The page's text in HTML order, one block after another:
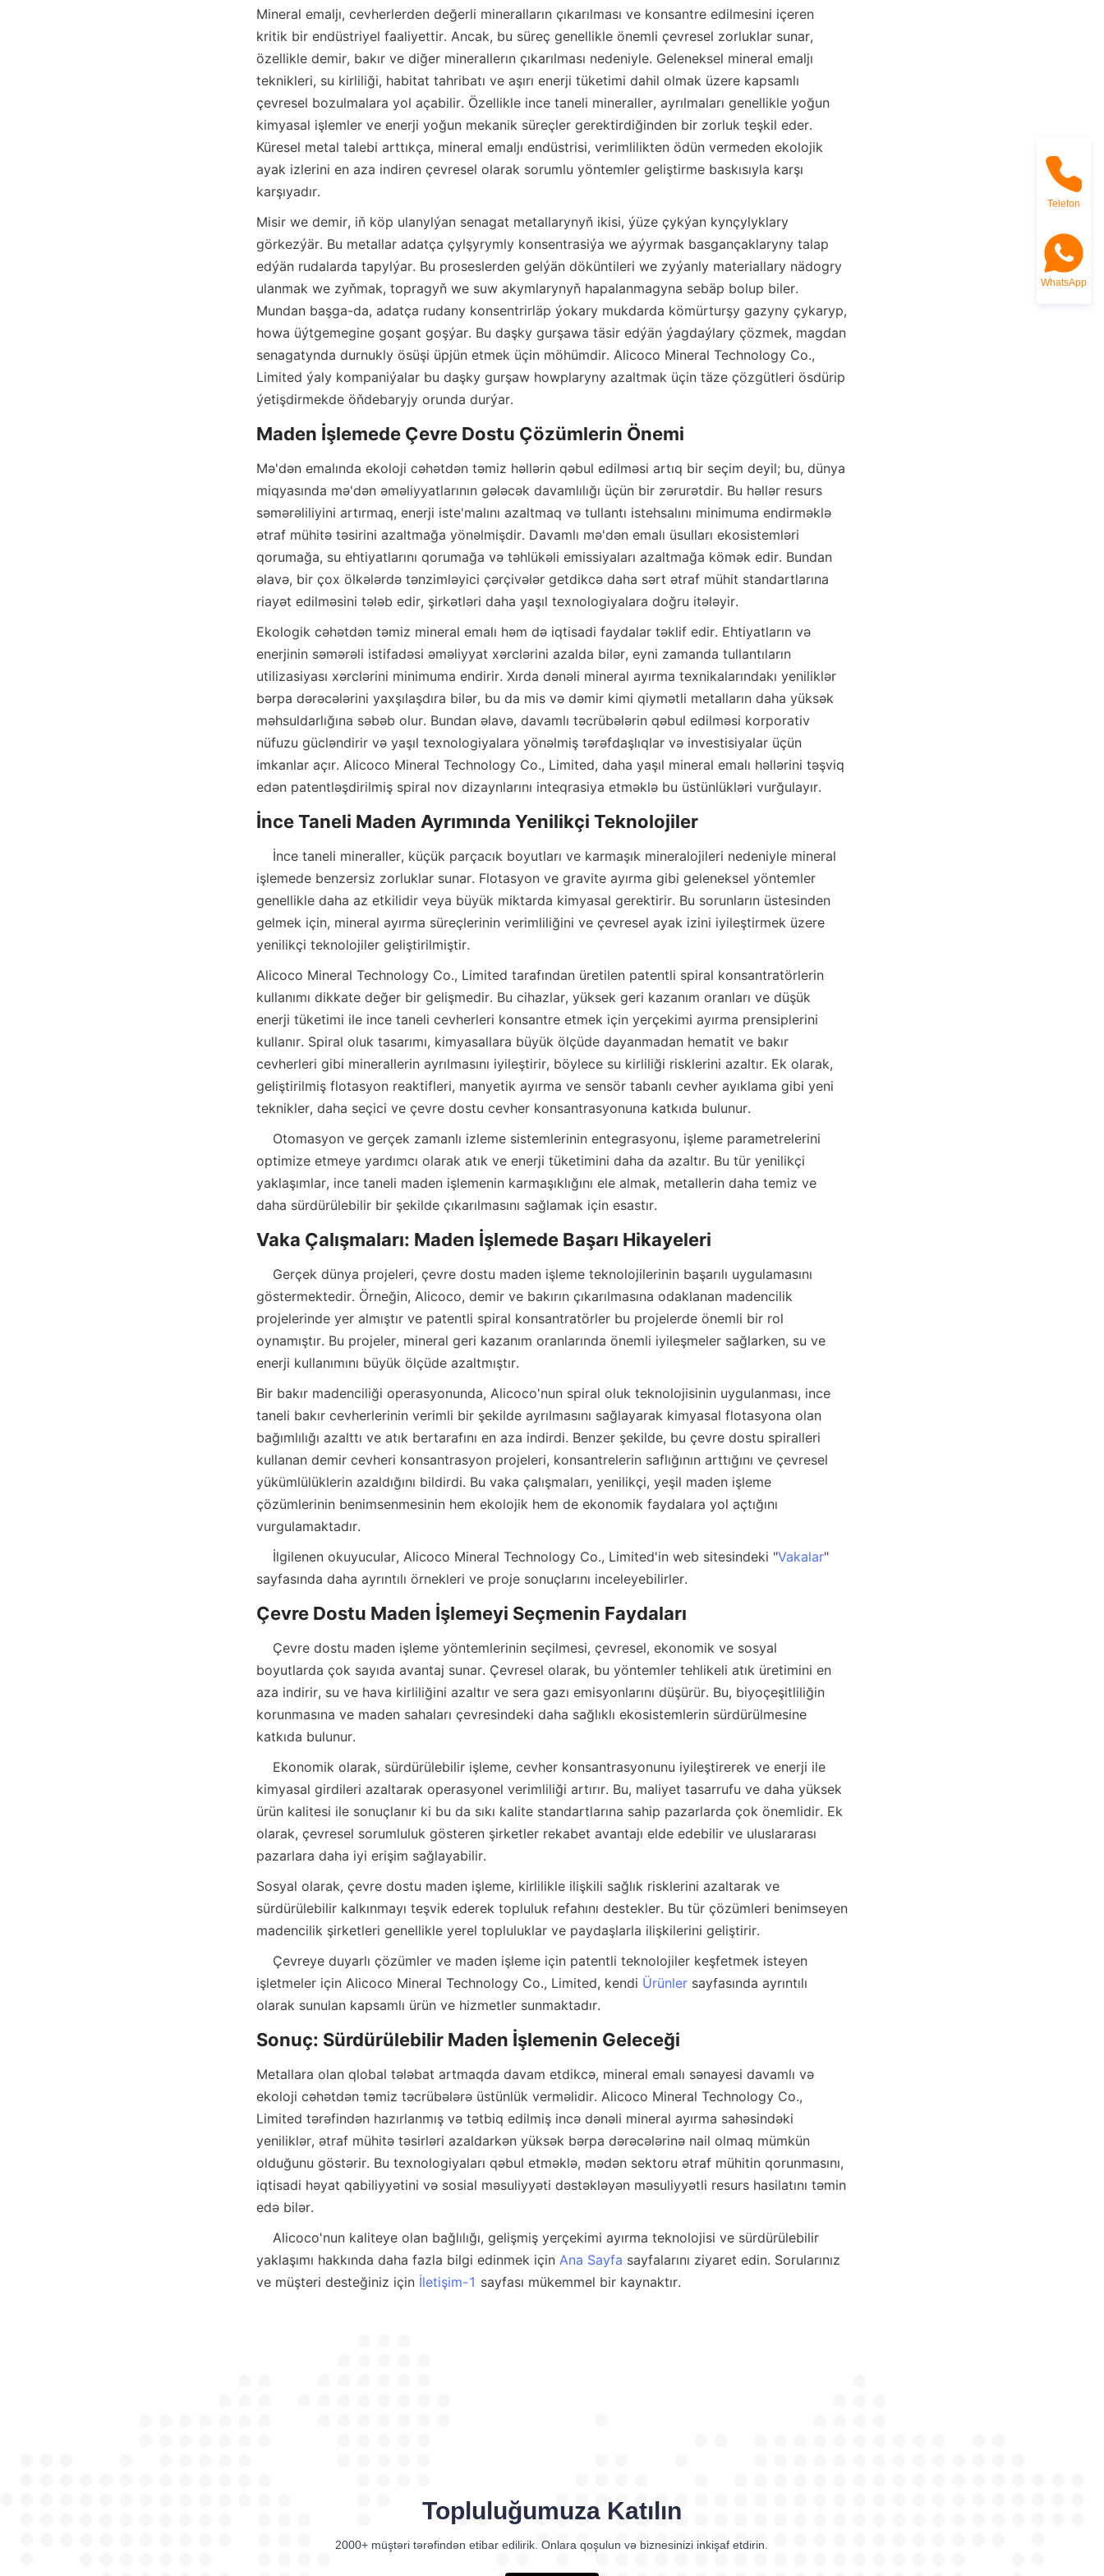
Mineral emaljı, cevherlerden değerli mineralların çıkarılması ve konsantre edilmesini içeren
kritik bir endüstriyel faaliyettir. Ancak, bu süreç genellikle önemli çevresel zorluklar sunar,
özellikle demir, bakır ve diğer minerallerın çıkarılması nedeniyle. Geleneksel mineral emaljı
teknikleri, su kirliliği, habitat tahribatı ve aşırı enerji tüketimi dahil olmak üzere kapsamlı
çevresel bozulmalara yol açabilir. Özellikle ince taneli mineraller, ayrılmaları genellikle yoğun
kimyasal işlemler ve enerji yoğun mekanik süreçler gerektirdiğinden bir zorluk teşkil eder.
Küresel metal talebi arttıkça, mineral emaljı endüstrisi, verimlilikten ödün vermeden ekolojik
ayak izlerini en aza indiren çevresel olarak sorumlu yöntemler geliştirme baskısıyla karşı
karşıyadır.
Misir we demir, iň köp ulanylýan senagat metallarynyň ikisi, ýüze çykýan kynçylyklary
görkezýär. Bu metallar adatça çylşyrymly konsentrasiýa we aýyrmak basgançaklaryny talap
edýän rudalarda tapylýar. Bu proseslerden gelýän döküntileri we zyýanly materiallary nädogry
ulanmak we zyňmak, topragyň we suw akymlarynyň hapalanmagyna sebäp bolup biler.
Mundan başga-da, adatça rudany konsentrirläp ýokary mukdarda kömürturşy gazyny çykaryp,
howa üýtgemegine goşant goşýar. Bu daşky gurşawa täsir edýän ýagdaýlary çözmek, magdan
senagatynda durnukly ösüşi üpjün etmek üçin möhümdir. Alicoco Mineral Technology Co.,
Limited ýaly kompaniýalar bu daşky gurşaw howplaryny azaltmak üçin täze çözgütleri ösdürip
ýetişdirmekde öňdebaryjy orunda durýar.
Mə'dən emalında ekoloji cəhətdən təmiz həllərin qəbul edilməsi artıq bir seçim deyil; bu, dünya
miqyasında mə'dən əməliyyatlarının gələcək davamlılığı üçün bir zərurətdir. Bu həllər resurs
səmərəliliyini artırmaq, enerji iste'malını azaltmaq və tullantı istehsalını minimuma endirməklə
ətraf mühitə təsirini azaltmağa yönəlmişdir. Davamlı mə'dən emalı üsulları ekosistemləri
qorumağa, su ehtiyatlarını qorumağa və təhlükəli emissiyaları azaltmağa kömək edir. Bundan
əlavə, bir çox ölkələrdə tənzimləyici çərçivələr getdikcə daha sərt ətraf mühit standartlarına
riayət edilməsini tələb edir, şirkətləri daha yaşıl texnologiyalara doğru itələyir.
Ekologik cəhətdən təmiz mineral emalı həm də iqtisadi faydalar təklif edir. Ehtiyatların və
enerjinin səmərəli istifadəsi əməliyyat xərclərini azalda bilər, eyni zamanda tullantıların
utilizasiyası xərclərini minimuma endirir. Xırda dənəli mineral ayırma texnikalarındakı yeniliklər
bərpa dərəcələrini yaxşılaşdıra bilər, bu da mis və dəmir kimi qiymətli metalların daha yüksək
məhsuldarlığına səbəb olur. Bundan əlavə, davamlı təcrübələrin qəbul edilməsi korporativ
nüfuzu gücləndirir və yaşıl texnologiyalara yönəlmiş tərəfdaşlıqlar və investisiyalar üçün
imkanlar açır. Alicoco Mineral Technology Co., Limited, daha yaşıl mineral emalı həllərini təşviq
edən patentləşdirilmiş spiral nov dizaynlarını inteqrasiya etməklə bu üstünlükləri vurğulayır.
işlemede benzersiz zorluklar sunar. Flotasyon ve gravite ayırma gibi geleneksel yöntemler
genellikle daha az etkilidir veya büyük miktarda kimyasal gerektirir. Bu sorunların üstesinden
gelmek için, mineral ayırma süreçlerinin verimliliğini ve çevresel ayak izini iyileştirmek üzere
Alicoco Mineral Technology Co., Limited tarafından üretilen patentli spiral konsantratörlerin
kullanımı dikkate değer bir gelişmedir. Bu cihazlar, yüksek geri kazanım oranları ve düşük
enerji tüketimi ile ince taneli cevherleri konsantre etmek için yerçekimi ayırma prensiplerini
kullanır. Spiral oluk tasarımı, kimyasallara büyük ölçüde dayanmadan hematit ve bakır
cevherleri gibi minerallerin ayrılmasını iyileştirir, böylece su kirliliği risklerini azaltır. Ek olarak,
geliştirilmiş flotasyon reaktifleri, manyetik ayırma ve sensör tabanlı cevher ayıklama gibi yeni
teknikler, daha seçici ve çevre dostu cevher konsantrasyonuna katkıda bulunur.
optimize etmeye yardımcı olarak atık ve enerji tüketimini daha da azaltır. Bu tür yenilikçi
yaklaşımlar, ince taneli maden işlemenin karmaşıklığını ele almak, metallerin daha temiz ve
göstermektedir. Örneğin, Alicoco, demir ve bakırın çıkarılmasına odaklanan madencilik
projelerinde yer almıştır ve patentli spiral konsantratörler bu projelerde önemli bir rol
oynamıştır. Bu projeler, mineral geri kazanım oranlarında önemli iyileşmeler sağlarken, su ve
Bir bakır madenciliği operasyonunda, Alicoco'nun spiral oluk teknolojisinin uygulanması, ince
taneli bakır cevherlerinin verimli bir şekilde ayrılmasını sağlayarak kimyasal flotasyona olan
bağımlılığı azalttı ve atık bertarafını en aza indirdi. Benzer şekilde, bu çevre dostu spiralleri
kullanan demir cevheri konsantrasyon projeleri, konsantrelerin saflığının arttığını ve çevresel
yükümlülüklerin azaldığını bildirdi. Bu vaka çalışmaları, yenilikçi, yeşil maden işleme
çözümlerinin benimsenmesinin hem ekolojik hem de ekonomik faydalara yol açtığını
vurgulamaktadır.
    İlgilenen okuyucular, Alicoco Mineral Technology Co., Limited'in web sitesindeki "
Vakalar"
boyutlarda çok sayıda avantaj sunar. Çevresel olarak, bu yöntemler tehlikeli atık üretimini en
aza indirir, su ve hava kirliliğini azaltır ve sera gazı emisyonlarını düşürür. Bu, biyoçeşitliliğin
korunmasına ve maden sahaları çevresindeki daha sağlıklı ekosistemlerin sürdürülmesine
kimyasal girdileri azaltarak operasyonel verimliliği artırır. Bu, maliyet tasarrufu ve daha yüksek
ürün kalitesi ile sonuçlanır ki bu da sıkı kalite standartlarına sahip pazarlarda çok önemlidir. Ek
olarak, çevresel sorumluluk gösteren şirketler rekabet avantajı elde edebilir ve uluslararası
Sosyal olarak, çevre dostu maden işleme, kirlilikle ilişkili sağlık risklerini azaltarak ve
sürdürülebilir kalkınmayı teşvik ederek topluluk refahını destekler. Bu tür çözümleri benimseyen
işletmeler için Alicoco Mineral Technology Co., Limited, kendi Ürünler sayfasında ayrıntılı
Metallara olan qlobal tələbat artmaqda davam etdikcə, mineral emalı sənayesi davamlı və
ekoloji cəhətdən təmiz təcrübələrə üstünlük verməlidir. Alicoco Mineral Technology Co.,
Limited tərəfindən hazırlanmış və tətbiq edilmiş incə dənəli mineral ayırma sahəsindəki
yeniliklər, ətraf mühitə təsirləri azaldarkən yüksək bərpa dərəcələrinə nail olmaq mümkün
olduğunu göstərir. Bu texnologiyaları qəbul etməklə, mədən sektoru ətraf mühitin qorunmasını,
iqtisadi həyat qabiliyyətini və sosial məsuliyyəti dəstəkləyən məsuliyyətli resurs hasilatını təmin
edə bilər.
yaklaşımı hakkında daha fazla bilgi edinmek için Ana Sayfa sayfalarını ziyaret edin. Sorularınız
ve müşteri desteğiniz için İletişim-1
Topluluğumuza Katılın
2000+ müştəri tərəfindən etibar edilirik. Onlara qoşulun və biznesinizi inkişaf etdirin.
Telefon
WhatsApp